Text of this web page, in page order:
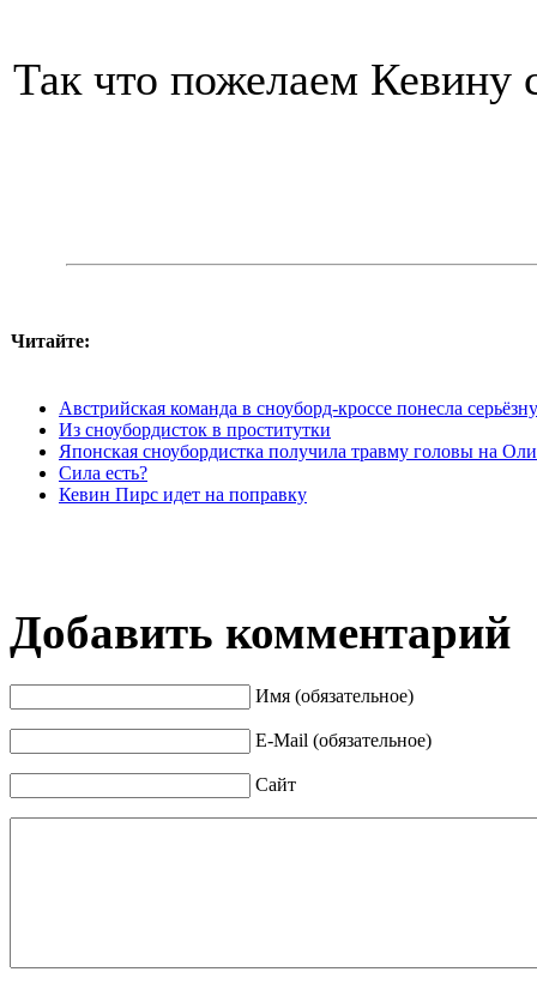
Так что пожелаем Кевину
Читайте:
Австрийская команда в сноуборд-кроссе понесла
Из сноубордисток в проститутки
Японская сноубордистка получила травму головы на
Сила есть?
Кевин Пирс идет на поправку
Добавить комментарий
Имя (обязательное)
E-Mail (обязательное)
Сайт